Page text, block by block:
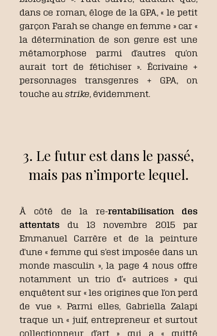
dans ce roman, éloge de la GPA, « le petit
garçon Farah se change en femme » car «
la détermination de son genre est une
métamorphose parmi d’autres qu’on
aurait tort de fétichiser ». Écrivaine +
personnages transgenres + GPA, on
touche au strike, évidemment.
3. Le futur est dans le passé,
mais pas n’importe lequel.
À côté de la re-rentabilisation des
attentats du 13 novembre 2015 par
Emmanuel Carrère et de la peinture
d’une « femme qui s’est imposée dans un
monde masculin », la page 4 nous offre
notamment un trio d’« autrices » qui
enquêtent sur « les origines que l’on perd
de vue ». Parmi elles, Gabriella Zalapi
traque un « juif, entrepreneur et surtout
collectionneur d’art » qui a « quitté